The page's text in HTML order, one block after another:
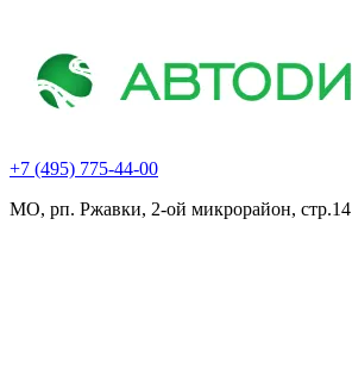
+7 (495) 775-44-00
МО, рп. Ржавки, 2-ой микрорайон, стр.14